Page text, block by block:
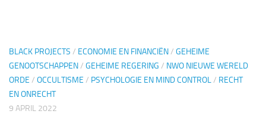
BLACK PROJECTS / ECONOMIE EN FINANCIËN/ GEHEIME
GENOOTSCHAPPEN/ GEHEIME REGERING / NWO NIEUWE WERELD
ORDE / OCCULTISME / PSYCHOLOGIE EN MIND CONTROL/ RECHT
EN ONRECHT
9 APRIL 2022